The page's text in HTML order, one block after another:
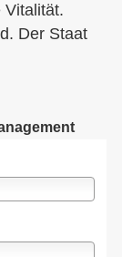
Vitalität.
Der Staat